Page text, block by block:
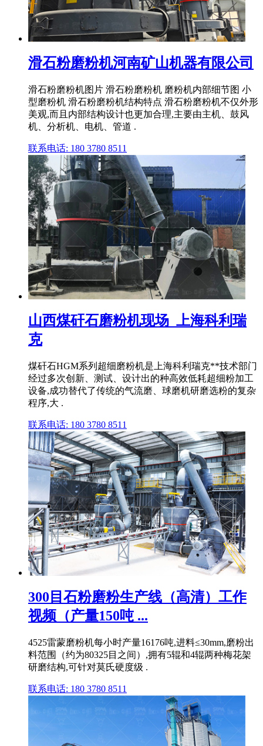
滑石粉磨粉机河南矿山机器有限公司
滑石粉磨粉机图片 滑石粉磨粉机 磨粉机内部细节图 小
型磨粉机 滑石粉磨粉机结构特点 滑石粉磨粉机不仅外形
美观,而且内部结构设计也更加合理,主要由主机、鼓风
机、分析机、电机、管道 .
联系电话: 180 3780 8511
山西煤矸石磨粉机现场_上海科利瑞
克
煤矸石HGM系列超细磨粉机是上海科利瑞克**技术部门
经过多次创新、测试、设计出的种高效低耗超细粉加工
设备,成功替代了传统的气流磨、球磨机研磨选粉的复杂
程序,大 .
联系电话: 180 3780 8511
300目石粉磨粉生产线（高清）工作
视频（产量150吨 ...
4525雷蒙磨粉机每小时产量16176吨,进料≤30mm,磨粉出
料范围（约为80325目之间）,拥有5辊和4辊两种梅花架
研磨结构,可针对莫氏硬度级 .
联系电话: 180 3780 8511